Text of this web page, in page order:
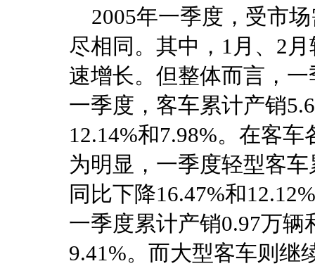
2005年一季度，受市
尽相同。其中，1月、2
速增长。但整体而言，
一季度，客车累计产销
12.14%和7.98%。在客
为明显，一季度轻型客
同比下降16.47%和
一季度累计产销0.97万辆
9.41%。而大型客车则继